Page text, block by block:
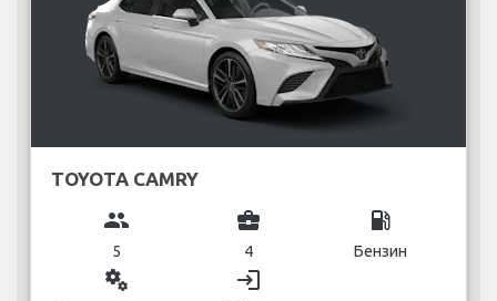
TOYOTA CAMRY
group
5
business_center
4
local_gas_station
Бензин
miscellaneous_services login